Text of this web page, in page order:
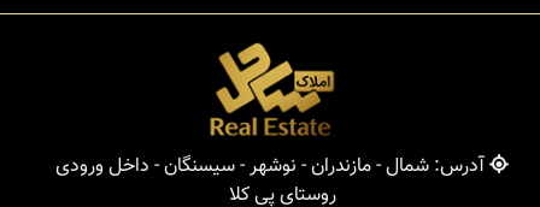
آدرس: شمال - مازندران - نوشهر - سیسنگان - داخل ورودی
روستای پی کلا